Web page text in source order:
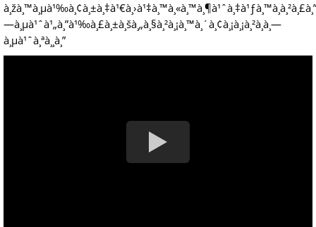
—à¸µà¹ˆà¹„à¸”à¹‰à¸£à¸±à¸šà¸„à¸§à¸²à¸¡à¸™à¸´à¸¢à¸¡à¸¡à¸²à¸à¸—
à¸µà¹ˆà¸ªà¸¸à¸”